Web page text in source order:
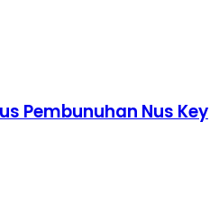
Pembunuhan Nus Key